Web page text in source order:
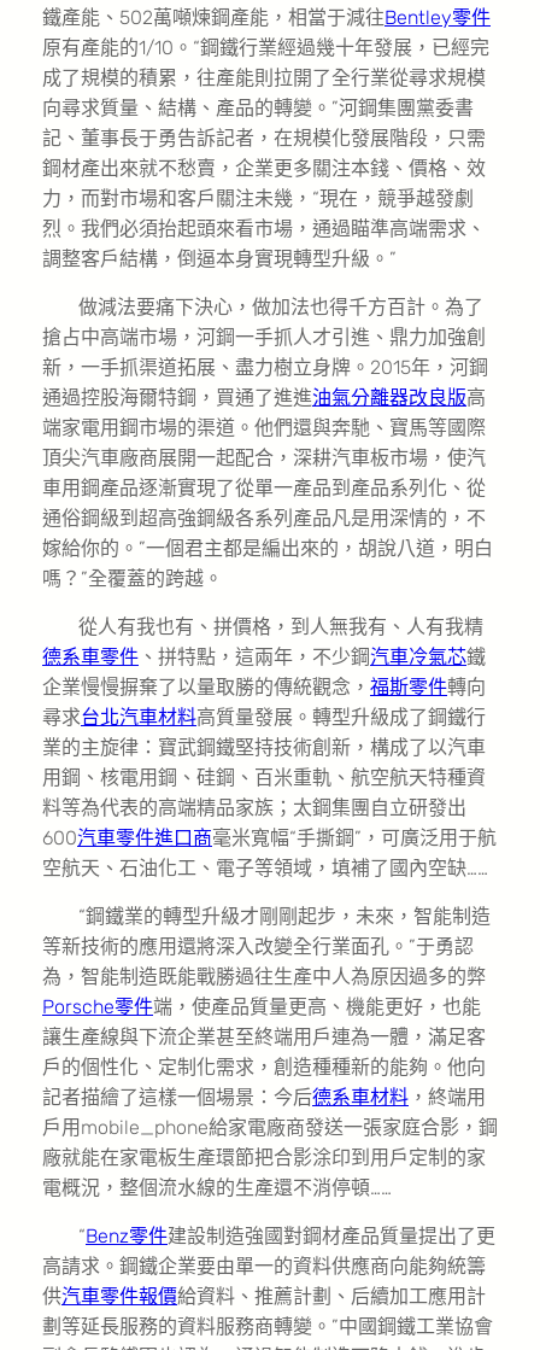
鐵產能、502萬噸煉鋼產能，相當于減往Bentley零件
原有產能的1/10。“鋼鐵行業經過幾十年發展，已經完
成了規模的積累，往產能則拉開了全行業從尋求規模
向尋求質量、結構、產品的轉變。”河鋼集團黨委書
記、董事長于勇告訴記者，在規模化發展階段，只需
鋼材產出來就不愁賣，企業更多關注本錢、價格、效
力，而對市場和客戶關注未幾，“現在，競爭越發劇
烈。我們必須抬起頭來看市場，通過瞄準高端需求、
調整客戶結構，倒逼本身實現轉型升級。”
做減法要痛下決心，做加法也得千方百計。為了
搶占中高端市場，河鋼一手抓人才引進、鼎力加強創
新，一手抓渠道拓展、盡力樹立身牌。2015年，河鋼
通過控股海爾特鋼，買通了進進油氣分離器改良版高
端家電用鋼市場的渠道。他們還與奔馳、寶馬等國際
頂尖汽車廠商展開一起配合，深耕汽車板市場，使汽
車用鋼產品逐漸實現了從單一產品到產品系列化、從
通俗鋼級到超高強鋼級各系列產品凡是用深情的，不
嫁給你的。”一個君主都是編出來的，胡說八道，明白
嗎？”全覆蓋的跨越。
從人有我也有、拼價格，到人無我有、人有我精
德系車零件 、拼特點，這兩年，不少鋼汽車冷氣芯鐵
企業慢慢摒棄了以量取勝的傳統觀念， 福斯零件轉向
尋求台北汽車材料高質量發展。轉型升級成了鋼鐵行
業的主旋律：寶武鋼鐵堅持技術創新，構成了以汽車
用鋼、核電用鋼、硅鋼、百米重軌、航空航天特種資
料等為代表的高端精品家族；太鋼集團自立研發出
600汽車零件進口商毫米寬幅“手撕鋼”，可廣泛用于航
空航天、石油化工、電子等領域，填補了國內空缺……
“鋼鐵業的轉型升級才剛剛起步，未來，智能制造
等新技術的應用還將深入改變全行業面孔。”于勇認
為，智能制造既能戰勝過往生產中人為原因過多的弊
Porsche零件端，使產品質量更高、機能更好，也能
讓生產線與下流企業甚至終端用戶連為一體，滿足客
戶的個性化、定制化需求，創造種種新的能夠。他向
記者描繪了這樣一個場景：今后德系車材料 ，終端用
戶用mobile_phone給家電廠商發送一張家庭合影，鋼
廠就能在家電板生產環節把合影涂印到用戶定制的家
電概況，整個流水線的生產還不消停頓……
“Benz零件建設制造強國對鋼材產品質量提出了更
高請求。鋼鐵企業要由單一的資料供應商向能夠統籌
供汽車零件報價給資料、推薦計劃、后續加工應用計
劃等延長服務的資料服務商轉變。”中國鋼鐵工業協會